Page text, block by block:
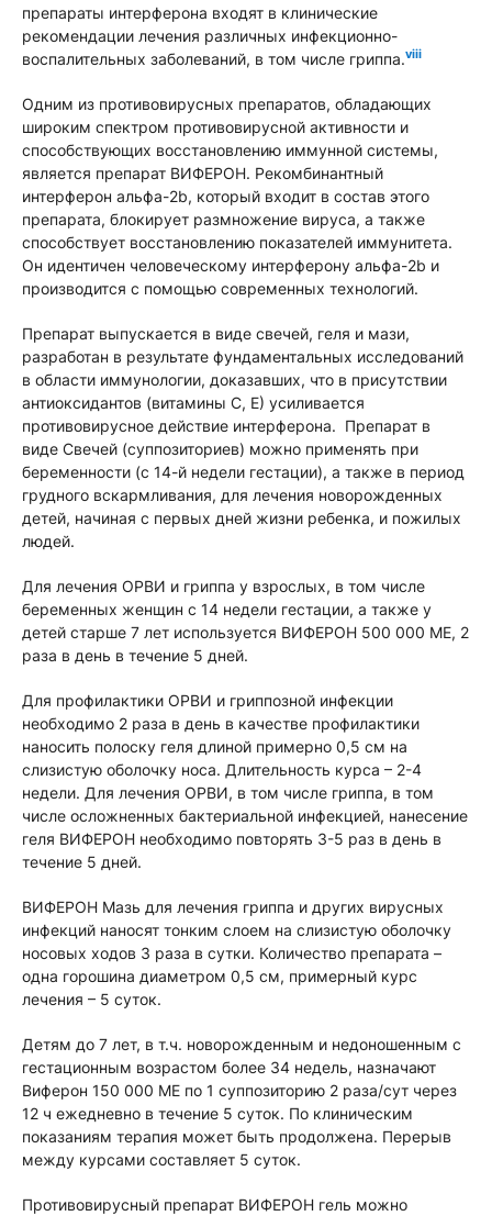
препараты интерферона входят в клинические
рекомендации лечения различных инфекционно-
воспалительных заболеваний, в том числе гриппа.viii
Одним из противовирусных препаратов, обладающих
широким спектром противовирусной активности и
способствующих восстановлению иммунной системы,
является препарат ВИФЕРОН. Рекомбинантный
интерферон альфа-2b, который входит в состав этого
препарата, блокирует размножение вируса, а также
способствует восстановлению показателей иммунитета.
Он идентичен человеческому интерферону альфа-2b и
производится с помощью современных технологий.
Препарат выпускается в виде свечей, геля и мази,
разработан в результате фундаментальных исследований
в области иммунологии, доказавших, что в присутствии
антиоксидантов (витамины С, Е) усиливается
противовирусное действие интерферона. Препарат в
виде Свечей (суппозиториев) можно применять при
беременности (с 14-й недели гестации), а также в период
грудного вскармливания, для лечения новорожденных
детей, начиная с первых дней жизни ребенка, и пожилых
людей.
Для лечения ОРВИ и гриппа у взрослых, в том числе
беременных женщин с 14 недели гестации, а также у
детей старше 7 лет используется ВИФЕРОН 500 000 МЕ, 2
раза в день в течение 5 дней.
Для профилактики ОРВИ и гриппозной инфекции
необходимо 2 раза в день в качестве профилактики
наносить полоску геля длиной примерно 0,5 см на
слизистую оболочку носа. Длительность курса – 2-4
недели. Для лечения ОРВИ, в том числе гриппа, в том
числе осложненных бактериальной инфекцией, нанесение
геля ВИФЕРОН необходимо повторять 3-5 раз в день в
течение 5 дней.
ВИФЕРОН Мазь для лечения гриппа и других вирусных
инфекций наносят тонким слоем на слизистую оболочку
носовых ходов 3 раза в сутки. Количество препарата –
одна горошина диаметром 0,5 см, примерный курс
лечения – 5 суток.
Детям до 7 лет, в т.ч. новорожденным и недоношенным с
гестационным возрастом более 34 недель, назначают
Виферон 150 000 ME по 1 суппозиторию 2 раза/сут через
12 ч ежедневно в течение 5 суток. По клиническим
показаниям терапия может быть продолжена. Перерыв
между курсами составляет 5 суток.
Противовирусный препарат ВИФЕРОН гель можно